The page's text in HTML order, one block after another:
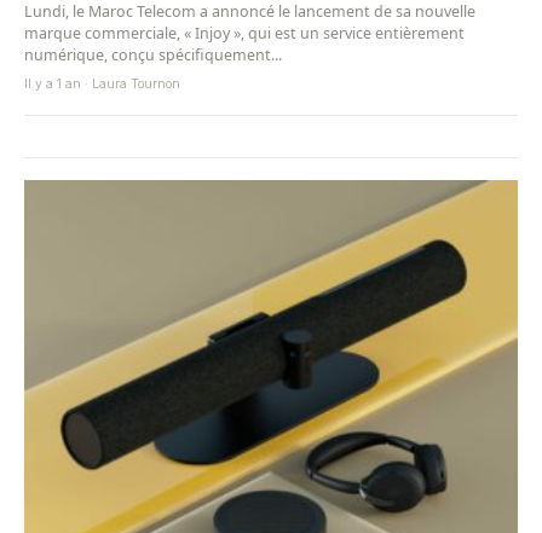
Lundi, le Maroc Telecom a annoncé le lancement de sa nouvelle
marque commerciale, « Injoy », qui est un service entièrement
numérique, conçu spécifiquement...
Il y a 1 an · Laura Tournon